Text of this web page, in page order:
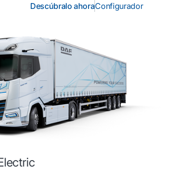
Descúbralo ahoraConfigurador